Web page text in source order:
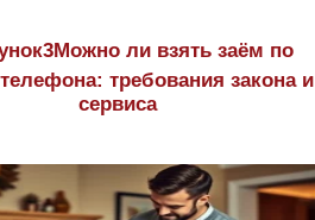
Можно ли взять заём по
требования закона и
сервиса